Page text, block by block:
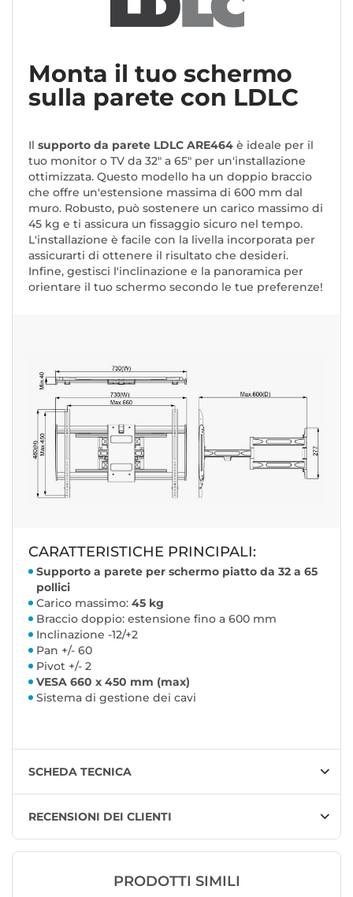
Monta il tuo schermo
sulla parete con LDLC
Il supporto da parete LDLC ARE464 è ideale per il
tuo monitor o TV da 32" a 65" per un'installazione
ottimizzata. Questo modello ha un doppio braccio
che offre un'estensione massima di 600 mm dal
muro. Robusto, può sostenere un carico massimo di
45 kg e ti assicura un fissaggio sicuro nel tempo.
L'installazione è facile con la livella incorporata per
assicurarti di ottenere il risultato che desideri.
Infine, gestisci l'inclinazione e la panoramica per
orientare il tuo schermo secondo le tue preferenze!
CARATTERISTICHE PRINCIPALI:
Supporto a parete per schermo piatto da 32 a 65
pollici
Carico massimo: 45 kg
Braccio doppio: estensione fino a 600 mm
Inclinazione -12/+2
Pan +/- 60
Pivot +/- 2
VESA 660 x 450 mm (max)
Sistema di gestione dei cavi
SCHEDA TECNICA
RECENSIONI DEI CLIENTI
PRODOTTI SIMILI